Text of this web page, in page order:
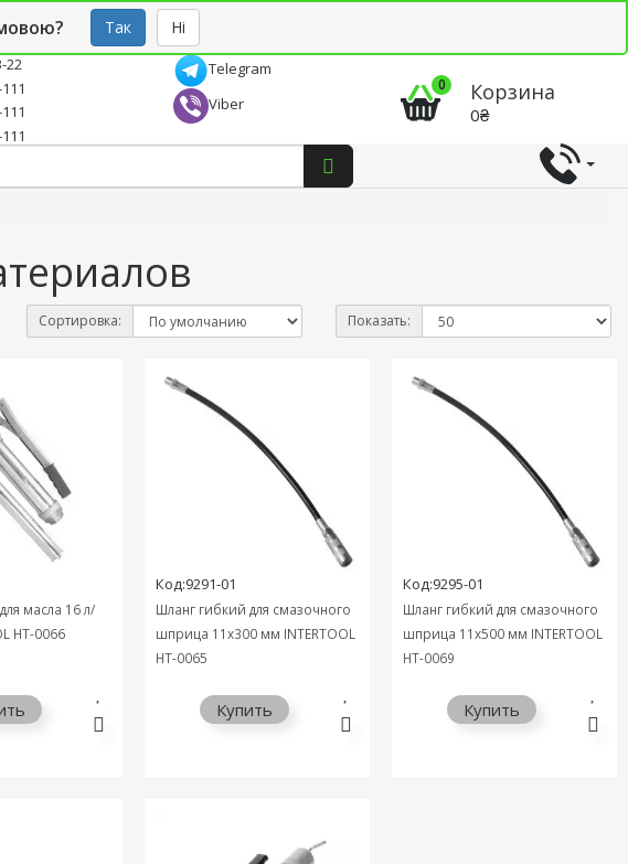
Так Ні
22
Telegram
Viber
0 Корзина
0₴
Сортировка: Показать:
масла 16 л/
HT-0066
Код:9291-01
Шланг гибкий для смазочного
шприца 11x300 мм INTERTOOL
HT-0065
Купить
Код:9295-01
Шланг гибкий для смазочного
шприца 11x500 мм INTERTOOL
HT-0069
Купить